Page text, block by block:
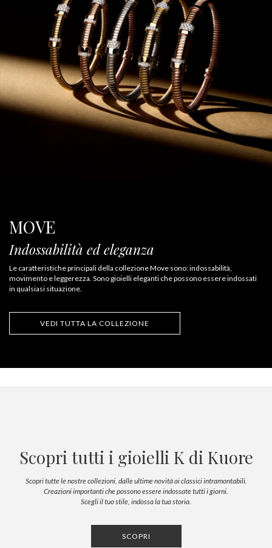
MOVE
Indossabilità ed eleganza
Le caratteristiche principali della collezione Move sono: indossabilità,
movimento e leggerezza. Sono gioielli eleganti che possono essere indossati
in qualsiasi situazione.
VEDI TUTTA LA COLLEZIONE
Scopri tutti i gioielli K di Kuore
Scopri tutte le nostre collezioni, dalle ultime novità ai classici intramontabili.
Creazioni importanti che possono essere indossate tutti i giorni.
Scegli il tuo stile, indossa la tua storia.
SCOPRI